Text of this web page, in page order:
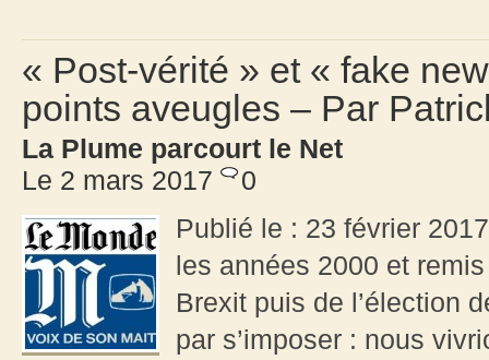
« Post-vérité » et « fake
points aveugles – Par
La Plume parcourt le Net
Le 2 mars 2017
0
Publié le : 23 février
les années 2000 et
Brexit puis de l’élection
par s’imposer : nous